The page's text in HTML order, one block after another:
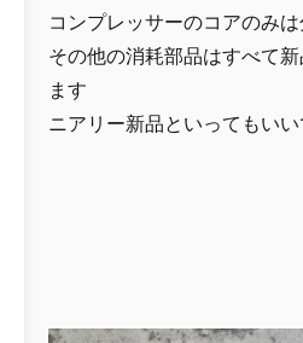
コンプレッサーのコアのみは
その他の消耗部品はすべて
ます
ニアリー新品といってもいい